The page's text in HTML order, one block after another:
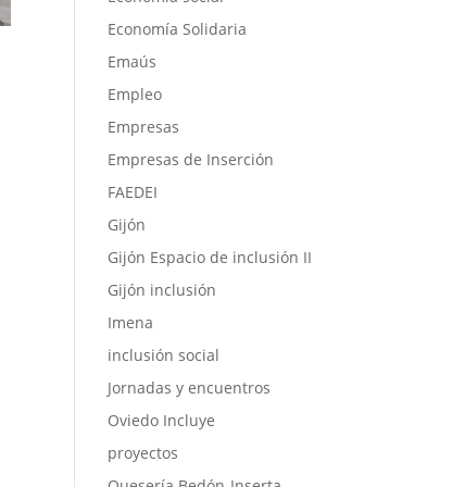
Economía Solidaria
Emaús
Empleo
Empresas
Empresas de Inserción
FAEDEI
Gijón
Gijón Espacio de inclusión II
Gijón inclusión
Imena
inclusión social
Jornadas y encuentros
Oviedo Incluye
proyectos